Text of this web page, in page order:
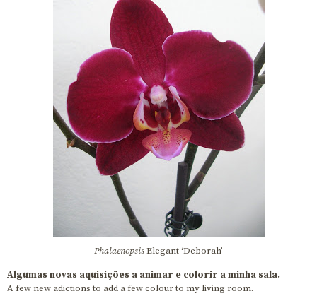
PhalaenopsisElegant ‘Deborah’
Algumas novas aquisições a animar e colorir a minha sala.
A few new adictions to add a few colour to my living room.